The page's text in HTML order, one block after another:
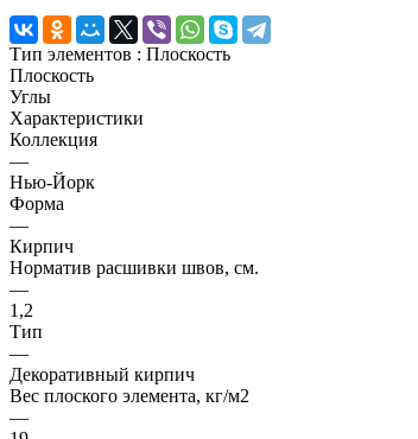
Тип элементов : Плоскость
Плоскость
Углы
Характеристики
Коллекция
—
Нью-Йорк
Форма
—
Кирпич
Норматив расшивки швов, см.
—
1,2
Тип
—
Декоративный кирпич
Вес плоского элемента, кг/м2
—